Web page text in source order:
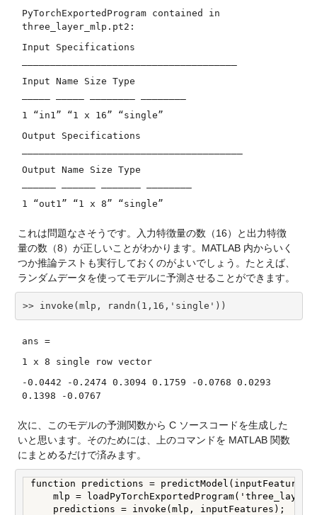
PyTorchExportedProgram contained in
three_layer_mlp.pt2:
Input Specifications
Input Name Size Type
1 “in1” “1 x 16” “single”
Output Specifications
Output Name Size Type
1 “out1” “1 x 8” “single”
これは問題なさそうです。入力特徴量の数（16）と出力特徴
量の数（8）が正しいことがわかります。MATLAB 内からいく
つか推論テストも実行しておくのがよいでしょう。たとえば、
ランダムデータを使ってモデルに予測させることができます。
>> invoke(mlp, randn(1,16,'single'))
ans =
1 x 8 single row vector
-0.0442 -0.2474 0.3094 0.1759 -0.0768 0.0293
0.1398 -0.0767
次に、このモデルの予測関数から C ソースコードを生成した
いと思います。そのためには、上のコマンドを MATLAB 関数
にまとめるだけで済みます。
function predictions = predictModel(inputFeatures)
mlp =
    predictions = invoke(mlp, inputFeatures);